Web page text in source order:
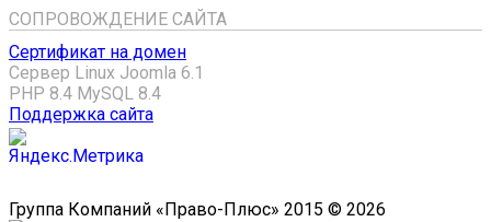
СОПРОВОЖДЕНИЕ САЙТА
Сертификат на домен
Сервер Linux Joomla 6.1
PHP 8.4 MySQL 8.4
Поддержка сайта
Группа Компаний «Право-Плюс» 2015 © 2026